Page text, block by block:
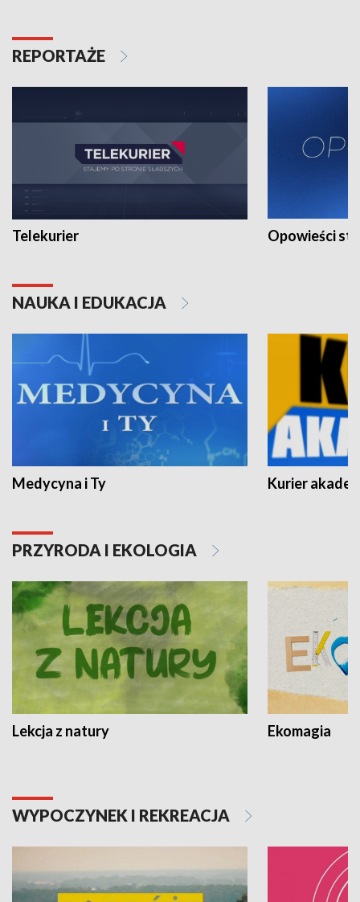
REPORTAŻE
Telekurier Opowieści
NAUKA I EDUKACJA
Medycyna i Ty Kurier
PRZYRODA I EKOLOGIA
Lekcja z natury Ekomagia
WYPOCZYNEK I REKREACJA